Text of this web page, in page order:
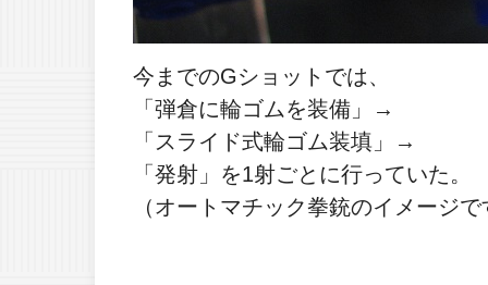
今までのGショットでは、
「弾倉に輪ゴムを装備」→
「スライド式輪ゴム装填」→
「発射」を1射ごとに行っていた。
（オートマチック拳銃のイメージで